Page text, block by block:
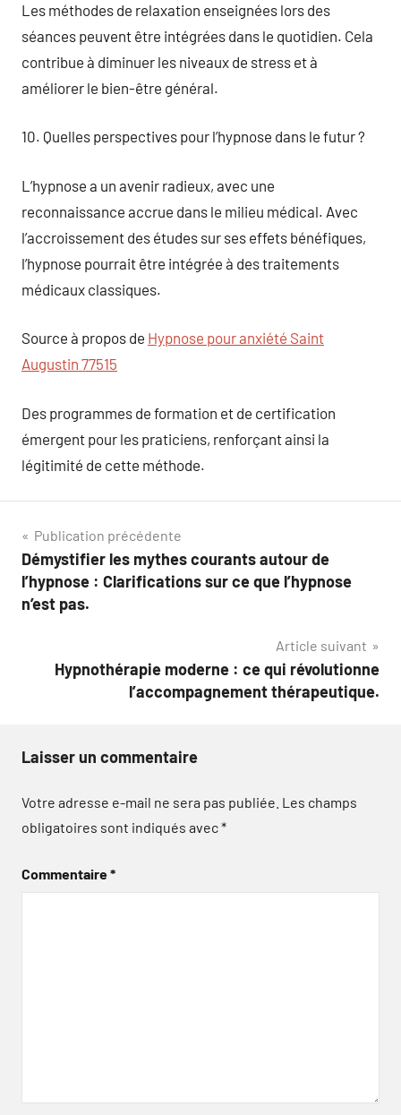
Les méthodes de relaxation enseignées lors des
séances peuvent être intégrées dans le quotidien. Cela
contribue à diminuer les niveaux de stress et à
améliorer le bien-être général.
10. Quelles perspectives pour l’hypnose dans le futur ?
L’hypnose a un avenir radieux, avec une
reconnaissance accrue dans le milieu médical. Avec
l’accroissement des études sur ses effets bénéfiques,
l’hypnose pourrait être intégrée à des traitements
médicaux classiques.
Source à propos de Hypnose pour anxiété Saint
Augustin 77515
Des programmes de formation et de certification
émergent pour les praticiens, renforçant ainsi la
légitimité de cette méthode.
Navigation
de
l’article
Publication précédente
Démystifier les mythes courants autour de
l’hypnose : Clarifications sur ce que l’hypnose
n’est pas.
Article suivant
Hypnothérapie moderne : ce qui révolutionne
l’accompagnement thérapeutique.
Laisser un commentaire
Votre adresse e-mail ne sera pas publiée. Les champs
obligatoires sont indiqués avec*
Commentaire*